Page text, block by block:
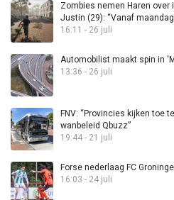
Zombies nemen Haren over
Justin (29): “Vanaf
16:11 - 26 juli
Automobilist maakt spin in
13:36 - 26 juli
FNV: “Provincies kijken toe
wanbeleid Qbuzz”
19:44 - 21 juli
Forse nederlaag FC
16:03 - 24 juli